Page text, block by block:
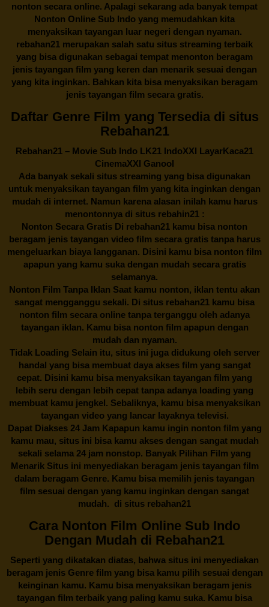
nonton secara online. Apalagi sekarang ada banyak tempat
Nonton Online Sub Indo yang memudahkan kita
menyaksikan tayangan luar negeri dengan nyaman.
rebahan21 merupakan salah satu situs streaming terbaik
yang bisa digunakan sebagai tempat menonton beragam
jenis tayangan film yang keren dan menarik sesuai dengan
yang kita inginkan. Bahkan kita bisa menyaksikan beragam
jenis tayangan film secara gratis.
Daftar Genre Film yang Tersedia di situs
Rebahan21
Rebahan21 – Movie Sub Indo LK21 IndoXXI LayarKaca21
CinemaXXI Ganool
Ada banyak sekali situs streaming yang bisa digunakan
untuk menyaksikan tayangan film yang kita inginkan dengan
mudah di internet. Namun karena alasan inilah kamu harus
menontonnya di situs rebahin21 :
Nonton Secara Gratis Di rebahan21 kamu bisa nonton
beragam jenis tayangan video film secara gratis tanpa harus
mengeluarkan biaya langganan. Disini kamu bisa nonton film
apapun yang kamu suka dengan mudah secara gratis
selamanya.
Nonton Film Tanpa Iklan Saat kamu nonton, iklan tentu akan
sangat mengganggu sekali. Di situs rebahan21 kamu bisa
nonton film secara online tanpa terganggu oleh adanya
tayangan iklan. Kamu bisa nonton film apapun dengan
mudah dan nyaman.
Tidak Loading Selain itu, situs ini juga didukung oleh server
handal yang bisa membuat daya akses film yang sangat
cepat. Disini kamu bisa menyaksikan tayangan film yang
lebih seru dengan lebih cepat tanpa adanya loading yang
membuat kamu jengkel. Sebaliknya, kamu bisa menyaksikan
tayangan video yang lancar layaknya televisi.
Dapat Diakses 24 Jam Kapapun kamu ingin nonton film yang
kamu mau, situs ini bisa kamu akses dengan sangat mudah
sekali selama 24 jam nonstop. Banyak Pilihan Film yang
Menarik Situs ini menyediakan beragam jenis tayangan film
dalam beragam Genre. Kamu bisa memilih jenis tayangan
film sesuai dengan yang kamu inginkan dengan sangat
mudah. di situs rebahan21
Cara Nonton Film Online Sub Indo
Dengan Mudah di Rebahan21
Seperti yang dikatakan diatas, bahwa situs ini menyediakan
beragam jenis Genre film yang bisa kamu pilih sesuai dengan
keinginan kamu. Kamu bisa menyaksikan beragam jenis
tayangan film terbaik yang paling kamu suka. Kamu bisa